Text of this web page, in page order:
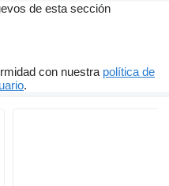
de esta sección
con nuestra política de
.